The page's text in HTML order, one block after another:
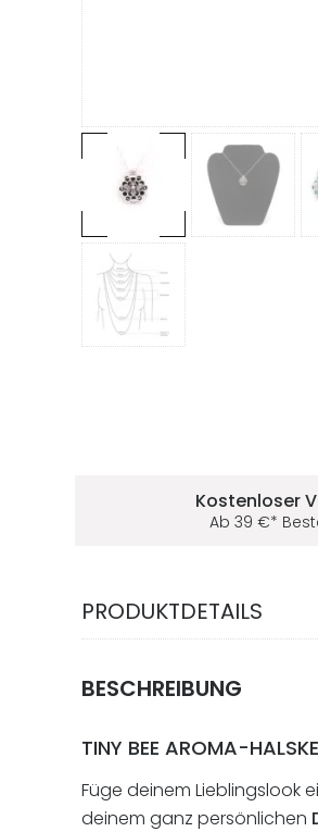
Kostenloser
Ab 39 €*
PRODUKTDETAILS
BESCHREIBUNG
TINY BEE AROMA-
Füge deinem Lieblingslook
deinem ganz persönlichen